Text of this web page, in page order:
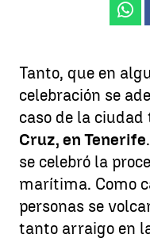
Tanto, que en
celebración se
caso de la
Cruz, en Tenerife
se celebró la
marítima. Como
personas se
tanto arraigo en